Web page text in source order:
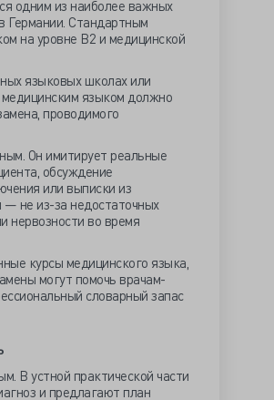
одним из наиболее важных
Германии. Стандартным
на уровне В2 и медицинской
языковых школах или
языком должно
проводимого
Он имитирует реальные
обсуждение
или выписки из
не из-за недостаточных
нервозности во время
курсы медицинского языка,
могут помочь врачам-
словарный запас
В устной практической части
и предлагают план